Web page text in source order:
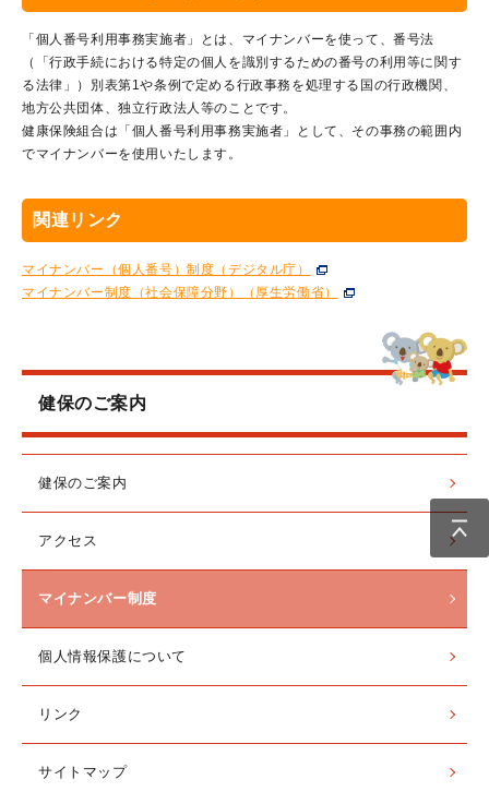
「個人番号利用事務実施者」とは、マイナンバーを使って、番号法
（「行政手続における特定の個人を識別するための番号の利用等に関す
る法律」）別表第1や条例で定める行政事務を処理する国の行政機関、
地方公共団体、独立行政法人等のことです。
健康保険組合は「個人番号利用事務実施者」として、その事務の範囲内
でマイナンバーを使用いたします。
関連リンク
マイナンバー（個人番号）制度（デジタル庁）
マイナンバー制度（社会保障分野）（厚生労働省）
健保のご案内
健保のご案内
アクセス
マイナンバー制度
個人情報保護について
リンク
サイトマップ